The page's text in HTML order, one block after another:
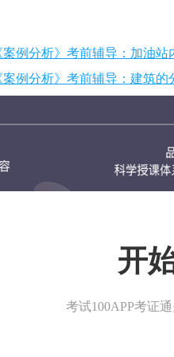
案例分析》考前辅导：加油站
例分析》考前辅导：建筑的
开
考试100APP考证